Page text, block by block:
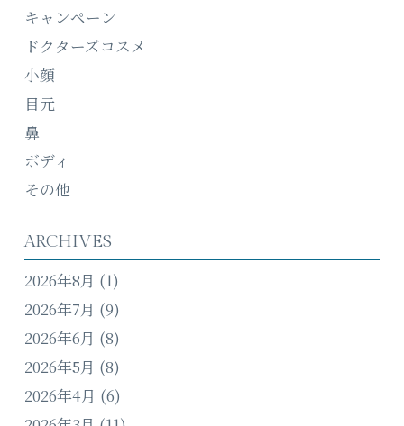
キャンペーン
ドクターズコスメ
小顔
目元
鼻
ボディ
その他
ARCHIVES
2026年8月 (1)
2026年7月 (9)
2026年6月 (8)
2026年5月 (8)
2026年4月 (6)